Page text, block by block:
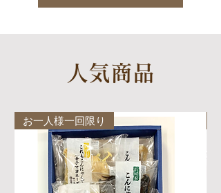
人気商品
お一人様一回限り